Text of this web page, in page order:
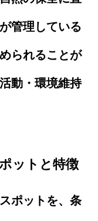
管理している
られることが
動・環境維持
ットと特徴
ポットを、条